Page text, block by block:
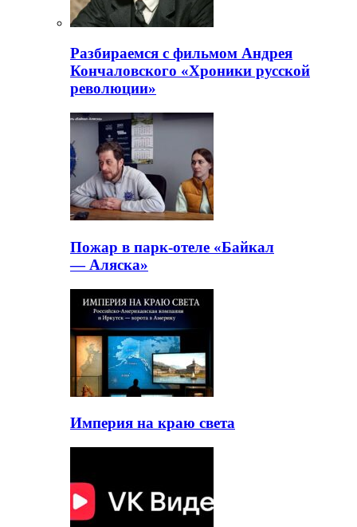
Разбираемся с фильмом Андрея
Кончаловского «Хроники русской
революции»
Пожар в парк-отеле «Байкал
— Аляска»
Империя на краю света